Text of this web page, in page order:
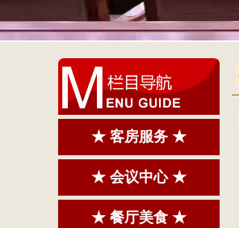
★ 客房服务 ★
★ 会议中心 ★
★ 餐厅美食 ★